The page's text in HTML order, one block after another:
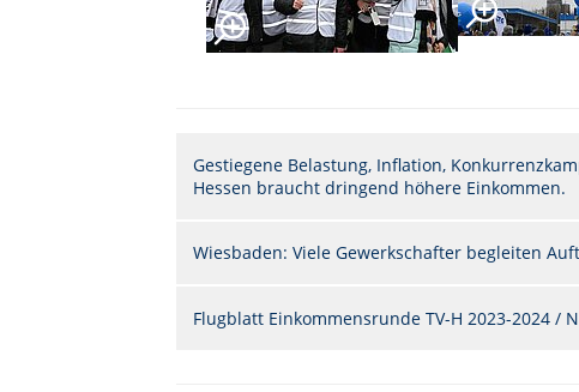
Gestiegene Belastung, Inflation,
Hessen braucht dringend höhere Einkommen.
Wiesbaden: Viele Gewerkschafter begleiten
Flugblatt Einkommensrunde TV-H 2023-2024 /